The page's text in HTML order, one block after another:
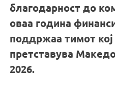
благодарност до
оваа година
поддржаа тимот кој
претставува
2026.